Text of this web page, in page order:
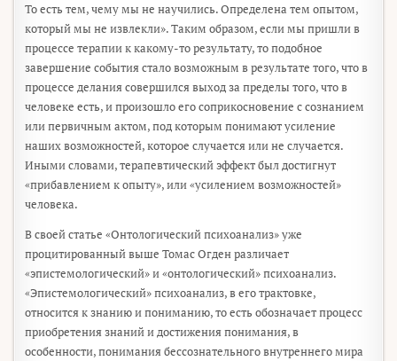
То есть тем, чему мы не научились. Определена тем опытом,
который мы не извлекли». Таким образом, если мы пришли в
процессе терапии к какому-то результату, то подобное
завершение события стало возможным в результате того, что в
процессе делания совершился выход за пределы того, что в
человеке есть, и произошло его соприкосновение с сознанием
или первичным актом, под которым понимают усиление
наших возможностей, которое случается или не случается.
Иными словами, терапевтический эффект был достигнут
«прибавлением к опыту», или «усилением возможностей»
человека.
В своей статье «Онтологический психоанализ» уже
процитированный выше Томас Огден различает
«эпистемологический» и «онтологический» психоанализ.
«Эпистемологический» психоанализ, в его трактовке,
относится к знанию и пониманию, то есть обозначает процесс
приобретения знаний и достижения понимания, в
особенности, понимания бессознательного внутреннего мира